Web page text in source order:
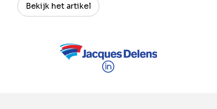
Bekijk het artikel